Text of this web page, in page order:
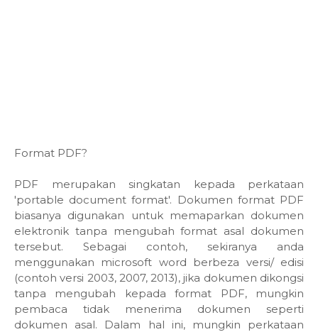
Format PDF?
PDF merupakan singkatan kepada perkataan
'portable document format'. Dokumen format PDF
biasanya digunakan untuk memaparkan dokumen
elektronik tanpa mengubah format asal dokumen
tersebut. Sebagai contoh, sekiranya anda
menggunakan microsoft word berbeza versi/ edisi
(contoh versi 2003, 2007, 2013), jika dokumen dikongsi
tanpa mengubah kepada format PDF, mungkin
pembaca tidak menerima dokumen seperti
dokumen asal. Dalam hal ini, mungkin perkataan